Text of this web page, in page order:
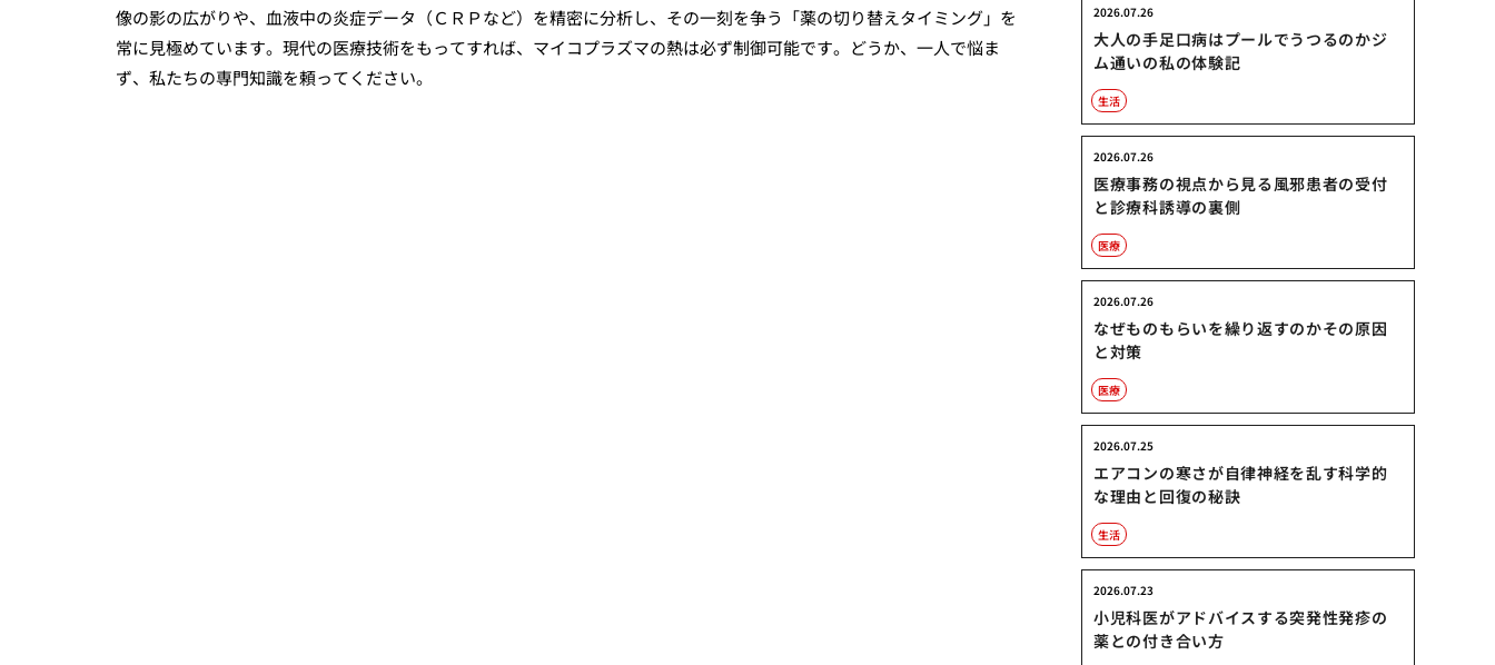
像の影の広がりや、血液中の炎症データ（ＣＲＰなど）を精密に分析し、その一刻を争う「薬の切り替えタイミング」を
常に見極めています。現代の医療技術をもってすれば、マイコプラズマの熱は必ず制御可能です。どうか、一人で悩ま
ず、私たちの専門知識を頼ってください。
大人の手足口病はプールでうつるのかジ
ム通いの私の体験記
2026.07.26
生活
医療事務の視点から見る風邪患者の受付
と診療科誘導の裏側
2026.07.26
医療
なぜものもらいを繰り返すのかその原因
と対策
2026.07.26
医療
エアコンの寒さが自律神経を乱す科学的
な理由と回復の秘訣
2026.07.25
生活
小児科医がアドバイスする突発性発疹の
薬との付き合い方
2026.07.23